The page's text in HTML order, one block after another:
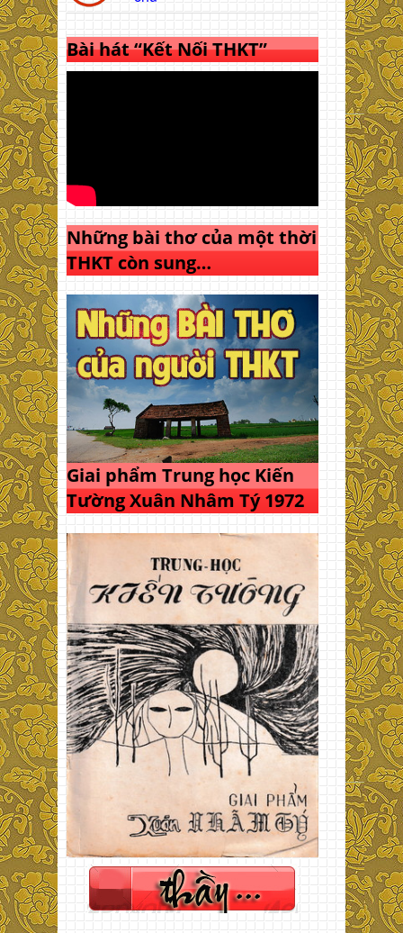
Bài hát “Kết Nối THKT”
Những bài thơ của một thời
THKT còn sung…
Giai phẩm Trung học Kiến
Tường Xuân Nhâm Tý 1972